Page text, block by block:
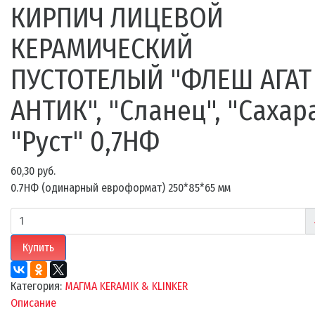
КИРПИЧ ЛИЦЕВОЙ
КЕРАМИЧЕСКИЙ
ПУСТОТЕЛЫЙ "ФЛЕШ АГАТ
АНТИК", "Сланец",
"Руст" 0,7НФ
60,30 руб.
0.7НФ (одинарный евроформат) 250*85*65 мм
Купить
Категория: МАГМА KERAMIK & KLINKER
Описание